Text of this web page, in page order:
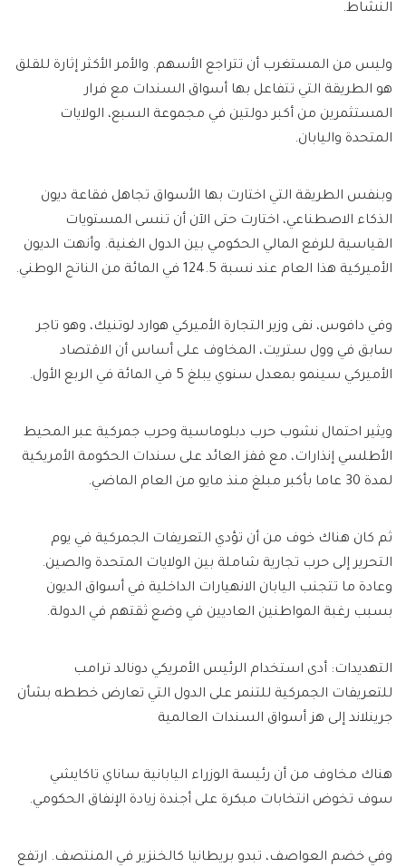
النشاط.
وليس من المستغرب أن تتراجع الأسهم. والأمر الأكثر إثارة للقلق
هو الطريقة التي تتفاعل بها أسواق السندات مع فرار
المستثمرين من أكبر دولتين في مجموعة السبع، الولايات
المتحدة واليابان.
وبنفس الطريقة التي اختارت بها الأسواق تجاهل فقاعة ديون
الذكاء الاصطناعي، اختارت حتى الآن أن تنسى المستويات
القياسية للرفع المالي الحكومي بين الدول الغنية. وأنهت الديون
الأميركية هذا العام عند نسبة 124.5 في المائة من الناتج الوطني.
وفي دافوس، نفى وزير التجارة الأميركي هوارد لوتنيك، وهو تاجر
سابق في وول ستريت، المخاوف على أساس أن الاقتصاد
الأميركي سينمو بمعدل سنوي يبلغ 5 في المائة في الربع الأول.
ويثير احتمال نشوب حرب دبلوماسية وحرب جمركية عبر المحيط
الأطلسي إنذارات، مع قفز العائد على سندات الحكومة الأمريكية
لمدة 30 عاما بأكبر مبلغ منذ مايو من العام الماضي.
ثم كان هناك خوف من أن تؤدي التعريفات الجمركية في يوم
التحرير إلى حرب تجارية شاملة بين الولايات المتحدة والصين.
وعادة ما تتجنب اليابان الانهيارات الداخلية في أسواق الديون
بسبب رغبة المواطنين العاديين في وضع ثقتهم في الدولة.
التهديدات: أدى استخدام الرئيس الأمريكي دونالد ترامب
للتعريفات الجمركية للتنمر على الدول التي تعارض خططه بشأن
جرينلاند إلى هز أسواق السندات العالمية
هناك مخاوف من أن رئيسة الوزراء اليابانية ساناي تاكايشي
سوف تخوض انتخابات مبكرة على أجندة زيادة الإنفاق الحكومي.
وفي خضم العواصف، تبدو بريطانيا كالخنزير في المنتصف. ارتفع